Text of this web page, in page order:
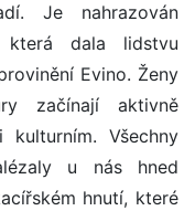
Je nahrazován
která dala lidstvu
Evino. Ženy
začínají aktivně
Všechny
u nás hned
hnutí, které